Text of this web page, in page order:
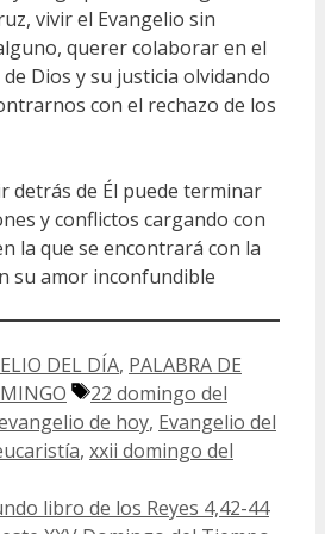
vivir el Evangelio sin
querer colaborar en el
Dios y su justicia olvidando
con el rechazo de los
detrás de Él puede terminar
y conflictos cargando con
la que se encontrará con la
su amor inconfundible
DEL DÍA, PALABRA DE
Etiquetas
22 domingo del
de hoy, Evangelio del
, xxii domingo del
libro de los Reyes 4,42-44